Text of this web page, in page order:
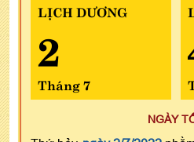
LỊCH DƯƠNG
2
Tháng 7
NGÀY